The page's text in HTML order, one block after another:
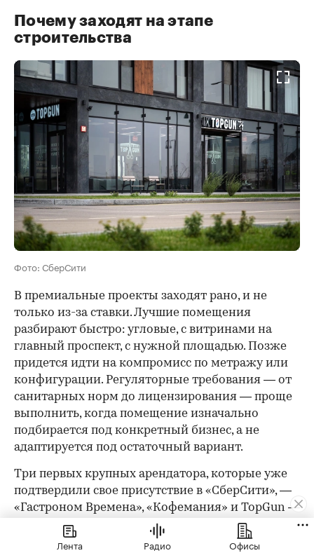
Почему заходят на этапе
строительства
Фото: СберСити
В премиальные проекты заходят рано, и не
только из-за ставки. Лучшие помещения
разбирают быстро: угловые, с витринами на
главный проспект, с нужной площадью. Позже
придется идти на компромисс по метражу или
конфигурации. Регуляторные требования — от
санитарных норм до лицензирования — проще
выполнить, когда помещение изначально
подбирается под конкретный бизнес, а не
адаптируется под остаточный вариант.
Три первых крупных арендатора, которые уже
подтвердили свое присутствие в «СберСити», —
«Гастроном Времена», «Кофемания» и TopGun —
сделали это осознанно.
Лента Радио Офисы